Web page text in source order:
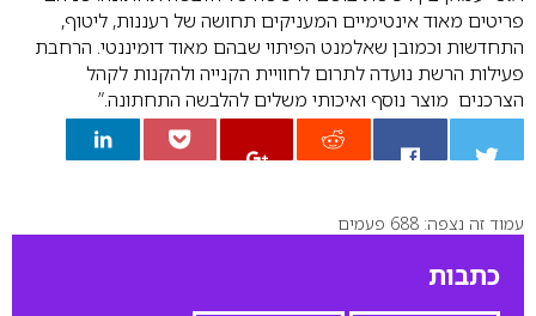
פריטים מאוד אינטימיים המעניקים תחושה של רעננות, ליטוף,
התחדשות וכמובן שאלמנט הפיתוי שבהם מאוד דומיננטי. הרחבת
פעילות הרשת נועדה לתרום לחוויית הקנייה ולהקנות לקהל
הצרכנים מוצר נוסף ואיכותי משלים להלבשה התחתונה.”
0
עמוד זה נצפה: 688 פעמים
כתבות